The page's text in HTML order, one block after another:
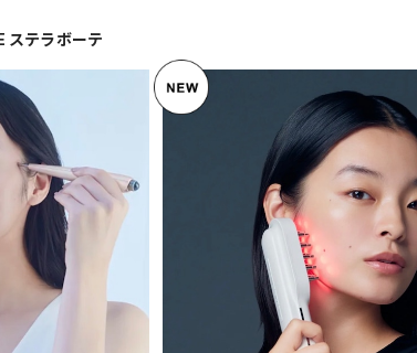
テラボーテ
ック・リン
【新発売】STELLA BEAUTE レ
S リフトブラシ PRO
¥65,000